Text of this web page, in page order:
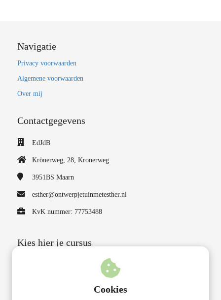
Navigatie
Privacy voorwaarden
Algemene voorwaarden
Over mij
Contactgegevens
EdJdB
Krönerweg, 28, Kronerweg
3951BS Maarn
esther@ontwerpjetuinmetesther.nl
KvK nummer: 77753488
Kies hier je cursus
Ik heb een nieuwbouw huis gekocht
k woon in een bestaande woning
Ik woon in een huurwoningCookies